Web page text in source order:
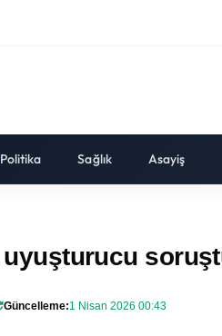
Politika Sağlık Asayiş
Güncelleme:1 Nisan 2026 00:43